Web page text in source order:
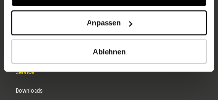
Anpassen
Ablehnen
Unternehmen
Karriere
Service
Downloads